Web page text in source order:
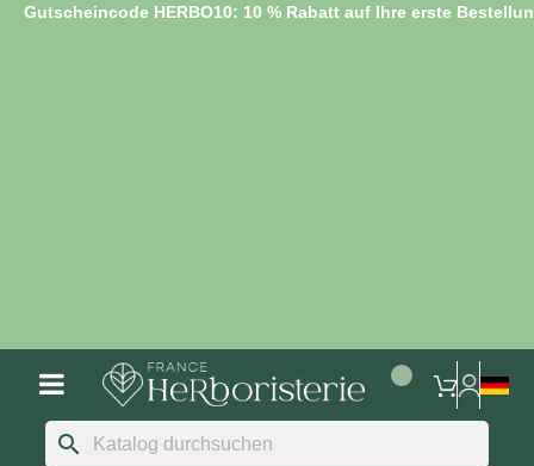
Gutscheincode HERBO10: 10 % Rabatt auf Ihre erste
search